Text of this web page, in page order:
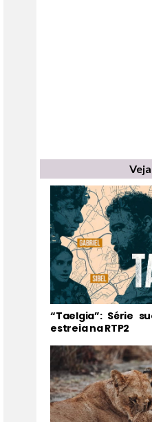
“Taelgia”: Série
estreia na RTP2